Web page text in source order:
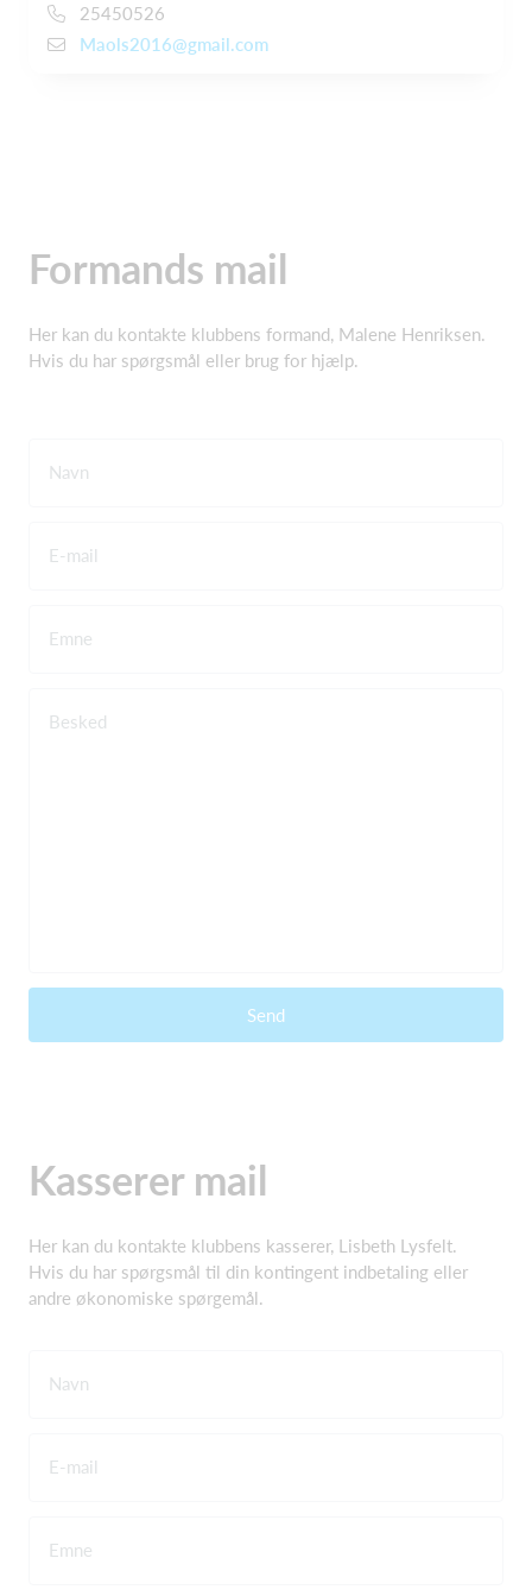
25450526
Maols2016@gmail.com
Formands mail
Her kan du kontakte klubbens formand, Malene Henriksen.
Hvis du har spørgsmål eller brug for hjælp.
Navn
E-mail
Emne
Besked
Send
Kasserer mail
Her kan du kontakte klubbens kasserer, Lisbeth Lysfelt.
Hvis du har spørgsmål til din kontingent indbetaling eller
andre økonomiske spørgemål.
Navn
E-mail
Emne